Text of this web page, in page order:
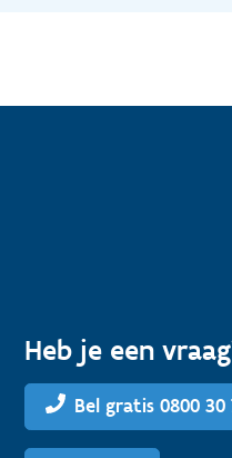
Heb je een
Bel gratis 0800 30